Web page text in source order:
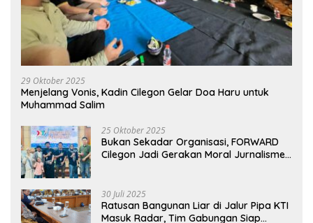
29 Oktober 2025
Menjelang Vonis, Kadin Cilegon Gelar Doa Haru untuk
Muhammad Salim
25 Oktober 2025
Bukan Sekadar Organisasi, FORWARD
Cilegon Jadi Gerakan Moral Jurnalisme
30 Juli 2025
Ratusan Bangunan Liar di Jalur Pipa KTI
Masuk Radar, Tim Gabungan Siap